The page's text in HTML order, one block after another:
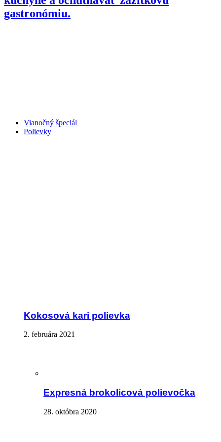
gastronómiu.
Vianočný špeciál
Polievky
Kokosová kari polievka
2. februára 2021
Expresná brokolicová polievočka
28. októbra 2020